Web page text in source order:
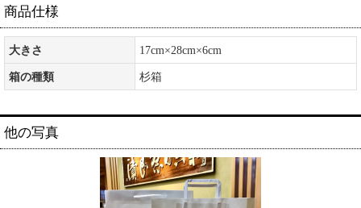
商品仕様
大きさ 17cm×28cm×6cm
箱の種類 杉箱
他の写真